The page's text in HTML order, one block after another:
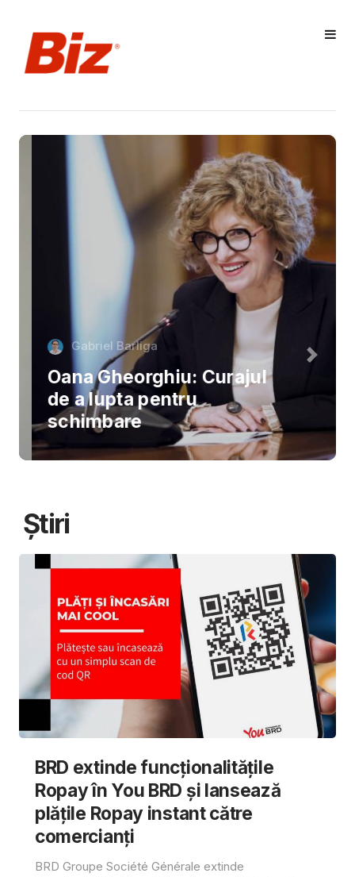
Gabriel Barliga
Oana Gheorghiu: Curajul
de a lupta pentru
schimbare
Știri
BRD extinde funcționalitățile
Ropay în You BRD și lansează
plățile Ropay instant către
comercianți
BRD Groupe Société Générale extinde